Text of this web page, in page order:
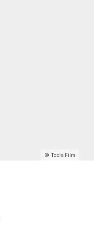
© Tobis Film